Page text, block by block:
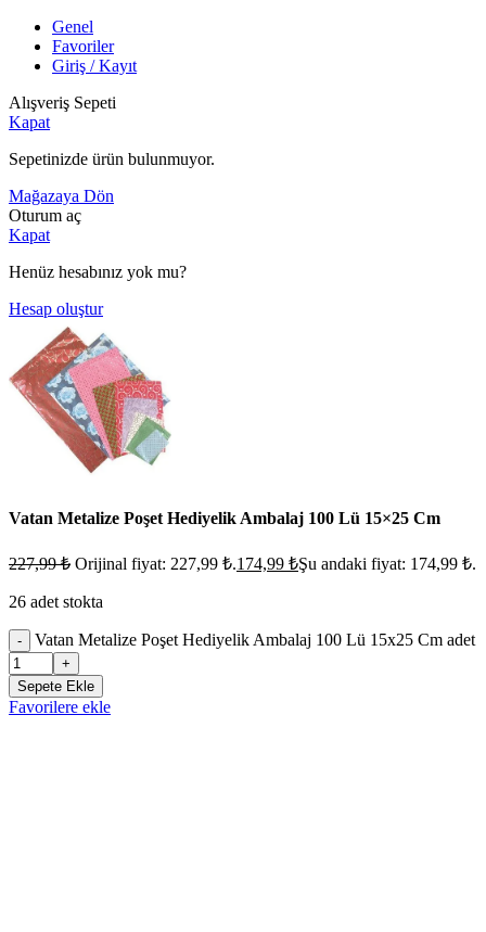
Genel
Favoriler
Giriş / Kayıt
Alışveriş Sepeti
Kapat
Sepetinizde ürün bulunmuyor.
Mağazaya Dön
Oturum aç
Kapat
Henüz hesabınız yok mu?
Hesap oluştur
Vatan Metalize Poşet Hediyelik Ambalaj 100 Lü 15×25 Cm
227,99₺ Orijinal fiyat: 227,99 ₺.174,99 ₺Şu andaki fiyat: 174,99 ₺.
26 adet stokta
- Vatan Metalize Poşet Hediyelik Ambalaj 100 Lü 15x25 Cm adet
+
Sepete Ekle
Favorilere ekle